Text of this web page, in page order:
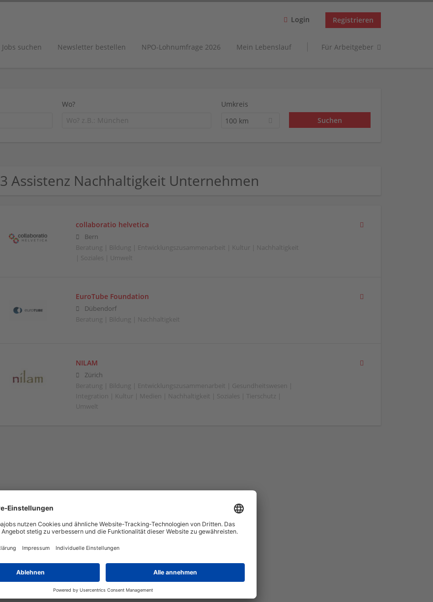
Login Registrieren
Jobs suchen Newsletter bestellen NPO-Lohnumfrage 2026 Mein Lebenslauf Für Arbeitgeber
Wo?
Umkreis
100 km
3 Assistenz Nachhaltigkeit Unternehmen
collaboratio helvetica
Bern
Beratung | Bildung | Entwicklungszusammenarbeit | Kultur | Nachhaltigkeit
| Soziales | Umwelt
EuroTube Foundation
Dübendorf
Beratung | Bildung | Nachhaltigkeit
NILAM
Zürich
Beratung | Bildung | Entwicklungszusammenarbeit | Gesundheitswesen |
Integration | Kultur | Medien | Nachhaltigkeit | Soziales | Tierschutz |
Umwelt